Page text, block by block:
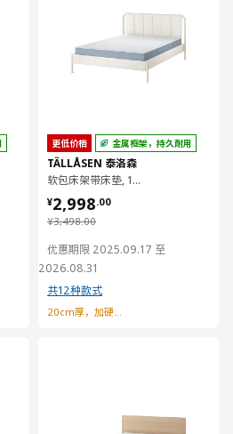
更低价格 金属框架，持久耐用
TÄLLÅSEN 泰洛森
软包床架带床垫, 150x200 厘米
¥3,498.00
¥ 3498.00
¥2,998.00
¥ 2998.00
优惠期限 2025.09.17 至
2026.08.31
共12种款式
20cm厚，加硬型弹簧床垫